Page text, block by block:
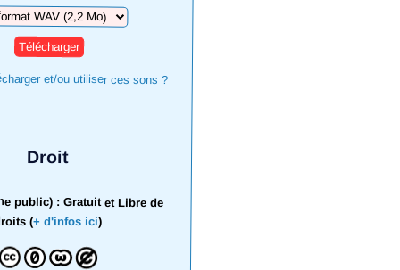
et/ou utiliser ces sons ?
Droit
public) : Gratuit et Libre de
(+ d'infos ici)